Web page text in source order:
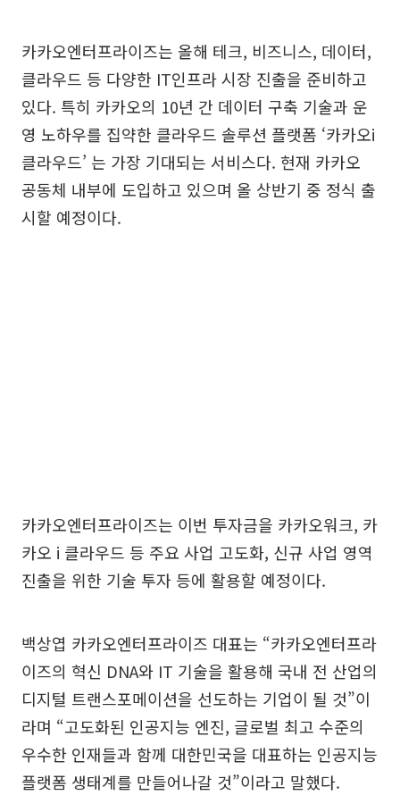
카카오엔터프라이즈는 올해 테크, 비즈니스, 데이터,
클라우드 등 다양한 IT인프라 시장 진출을 준비하고
있다. 특히 카카오의 10년 간 데이터 구축 기술과 운
영 노하우를 집약한 클라우드 솔루션 플랫폼 ‘카카오i
클라우드’ 는 가장 기대되는 서비스다. 현재 카카오
공동체 내부에 도입하고 있으며 올 상반기 중 정식 출
시할 예정이다.
카카오엔터프라이즈는 이번 투자금을 카카오워크, 카
카오 i 클라우드 등 주요 사업 고도화, 신규 사업 영역
진출을 위한 기술 투자 등에 활용할 예정이다.
백상엽 카카오엔터프라이즈 대표는 “카카오엔터프라
이즈의 혁신 DNA와 IT 기술을 활용해 국내 전 산업의
디지털 트랜스포메이션을 선도하는 기업이 될 것”이
라며 “고도화된 인공지능 엔진, 글로벌 최고 수준의
우수한 인재들과 함께 대한민국을 대표하는 인공지능
플랫폼 생태계를 만들어나갈 것”이라고 말했다.